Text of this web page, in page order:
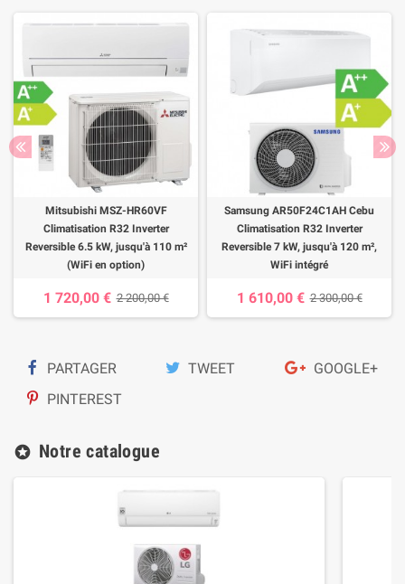
Mitsubishi MSZ-HR60VF
Climatisation R32 Inverter
Reversible 6.5 kW, jusqu'à 110 m²
(WiFi en option)
1 720,00 € 2 200,00 €
Samsung AR50F24C1AH Cebu
Climatisation R32 Inverter
Reversible 7 kW, jusqu'à 120 m²,
WiFi intégré
1 610,00 € 2 300,00 €
PARTAGER TWEET
GOOGLE+
PINTEREST
stars Notre catalogue